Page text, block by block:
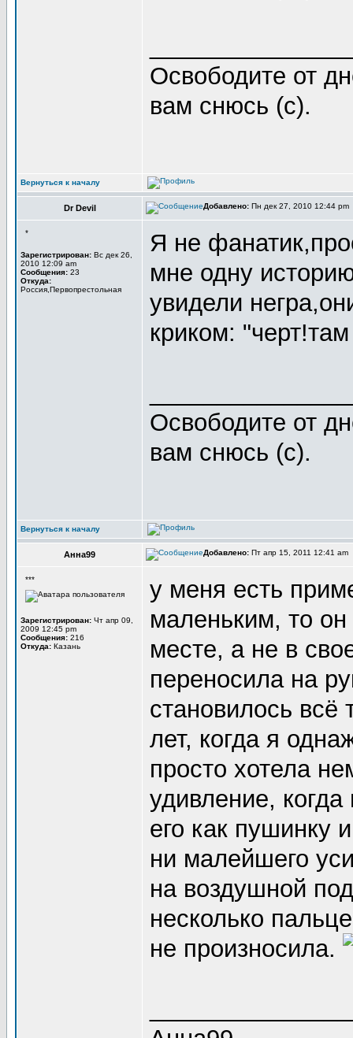
Освободите от
вам снюсь (с).
Вернуться к началу
Dr Devil Добавлено: Пн дек 27, 2010 12:44 pm
*
Зарегистрирован: Вс дек 26,
2010 12:09 am
Сообщения: 23
Откуда:
Россия,Первопрестольная
Я не
мне одну
увидели
криком:
Освободите от
вам снюсь (с).
Вернуться к началу
Анна99 Добавлено: Пт апр 15, 2011 12:41 am
***
Зарегистрирован: Чт апр 09,
2009 12:45 pm
Сообщения: 216
Откуда: Казань
у меня есть
маленьким, то он
месте, а не в
переносила на
становилось
лет, когда я
просто хотела
удивление,
его как пушинку
ни малейшего
на воздушной
несколько
не произносила.